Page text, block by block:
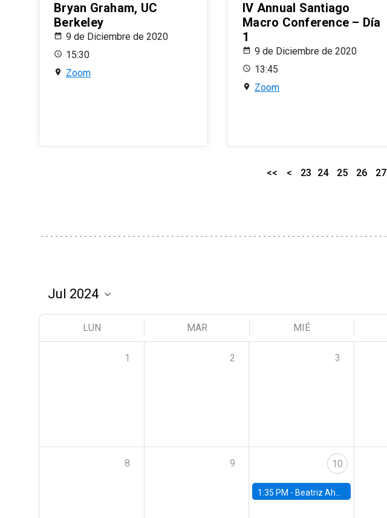
Bryan Graham, UC
Berkeley
9 de Diciembre de 2020
15:30
Zoom
IV Annual Santiago
Macro Conference – Día
1
9 de Diciembre de 2020
13:45
Zoom
<< < 23 24 25 26 27
LUN MAR MIÉ
1 2 3
8 9 10
1:35 PM - Beatriz Ahumada, PhD candidate, Universidad de Pittsburgh